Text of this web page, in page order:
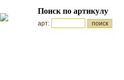
Поиск по артикулу
арт: